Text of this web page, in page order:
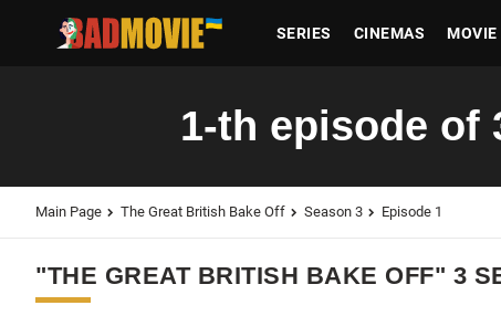
SERIES CINEMAS MOVIE
1-th episode of
Main Page The Great British Bake Off Season 3 Episode 1
"THE GREAT BRITISH BAKE OFF" 3